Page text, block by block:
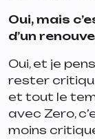
Oui, mais
d’un
Oui, et je
rester
et tout le
avec Zero,
moins